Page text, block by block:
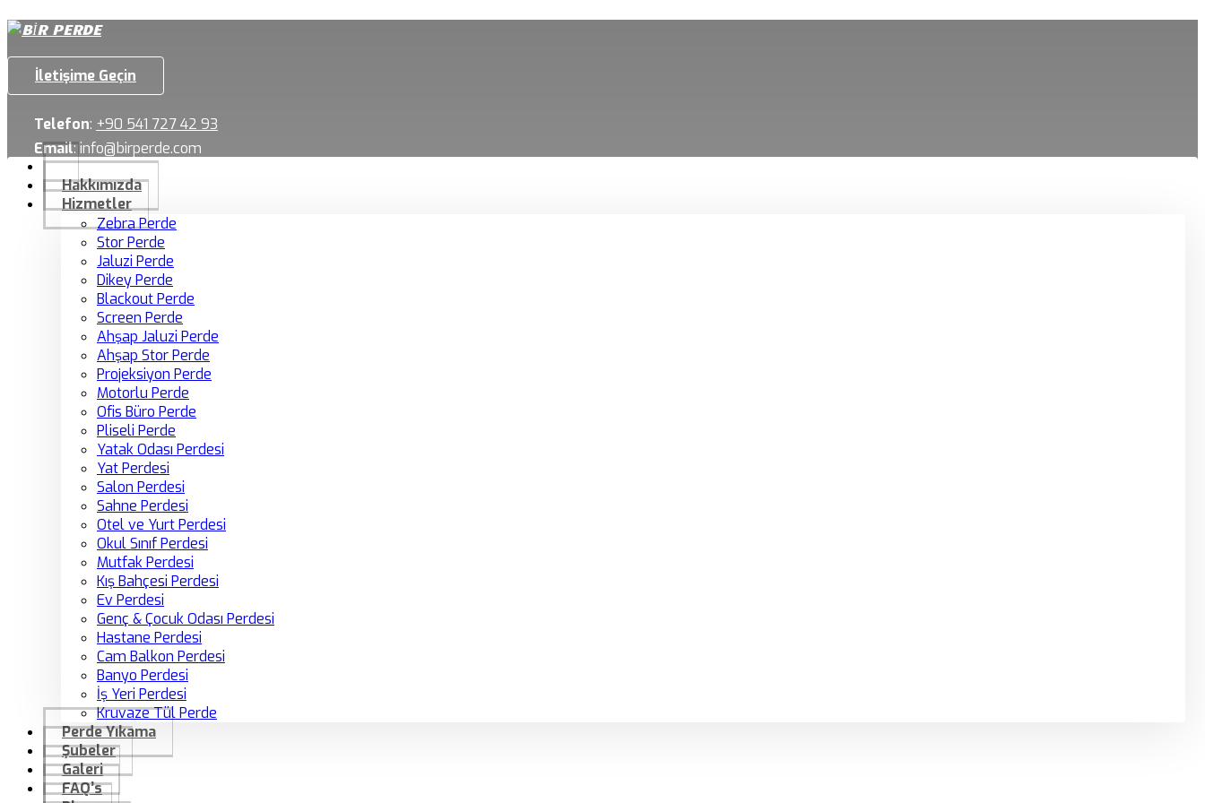
İletişime Geçin
Telefon: +90 541 727 42 93
Email:info@birperde.com
Hakkımızda
Hizmetler
Zebra Perde
Stor Perde
Jaluzi Perde
Dikey Perde
Blackout Perde
Screen Perde
Ahşap Jaluzi Perde
Ahşap Stor Perde
Projeksiyon Perde
Motorlu Perde
Ofis Büro Perde
Pliseli Perde
Yatak Odası Perdesi
Yat Perdesi
Salon Perdesi
Sahne Perdesi
Otel ve Yurt Perdesi
Okul Sınıf Perdesi
Mutfak Perdesi
Kış Bahçesi Perdesi
Ev Perdesi
Genç & Çocuk Odası Perdesi
Hastane Perdesi
Cam Balkon Perdesi
Banyo Perdesi
İş Yeri Perdesi
Kruvaze Tül Perde
Perde Yıkama
Şubeler
Galeri
FAQ’s